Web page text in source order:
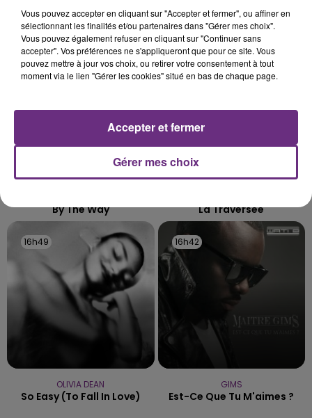
TITRES DIFFUSÉS
16h56
16h56
By The Way
16h52
16h52
La Traversee
16h49
16h49
OLIVIA DEAN
So Easy (to Fall In Love)
16h42
16h42
GIMS
Est-Ce Que Tu M'aimes ?
Vous pouvez accepter en cliquant sur "Accepter et fermer", ou affiner en
sélectionnant les finalités et/ou partenaires dans "Gérer mes choix".
Vous pouvez également refuser en cliquant sur "Continuer sans
accepter". Vos préférences ne s'appliqueront que pour ce site. Vous
pouvez mettre à jour vos choix, ou retirer votre consentement à tout
moment via le lien "Gérer les cookies" situé en bas de chaque page.
Gérer mes choix
Accepter et fermer